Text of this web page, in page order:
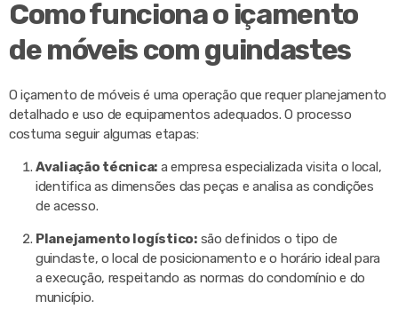
Como funciona o içamento
de móveis com guindastes
O içamento de móveis é uma operação que requer planejamento
detalhado e uso de equipamentos adequados. O processo
costuma seguir algumas etapas:
Avaliação técnica: a empresa especializada visita o local,
identifica as dimensões das peças e analisa as condições
de acesso.
Planejamento logístico:são definidos o tipo de
guindaste, o local de posicionamento e o horário ideal para
a execução, respeitando as normas do condomínio e do
município.